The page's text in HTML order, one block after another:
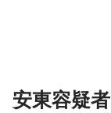
安東容疑